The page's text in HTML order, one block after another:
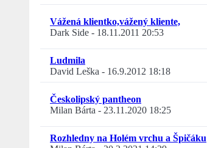
Vážená klientko,vážený kliente,
Dark Side - 18.11.2011 20:53
Ludmila
David Leška - 16.9.2012 18:18
Českolipský pantheon
Milan Bárta - 23.11.2020 18:25
Rozhledny na Holém vrchu a Špičáku